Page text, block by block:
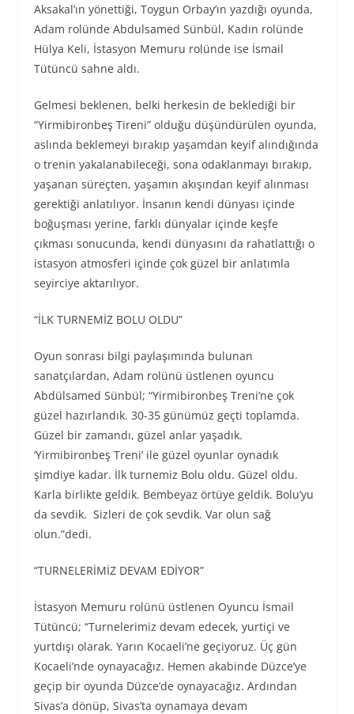
Aksakal’ın yönettiği, Toygun Orbay’ın yazdığı oyunda,
Adam rolünde Abdulsamed Sünbül, Kadın rolünde
Hülya Keli, İstasyon Memuru rolünde ise İsmail
Tütüncü sahne aldı.
Gelmesi beklenen, belki herkesin de beklediği bir
“Yirmibironbeş Tireni” olduğu düşündürülen oyunda,
aslında beklemeyi bırakıp yaşamdan keyif alındığında
o trenin yakalanabileceği, sona odaklanmayı bırakıp,
yaşanan süreçten, yaşamın akışından keyif alınması
gerektiği anlatılıyor. İnsanın kendi dünyası içinde
boğuşması yerine, farklı dünyalar içinde keşfe
çıkması sonucunda, kendi dünyasını da rahatlattığı o
istasyon atmosferi içinde çok güzel bir anlatımla
seyirciye aktarılıyor.
“İLK TURNEMİZ BOLU OLDU”
Oyun sonrası bilgi paylaşımında bulunan
sanatçılardan, Adam rolünü üstlenen oyuncu
Abdülsamed Sünbül; “Yirmibironbeş Treni’ne çok
güzel hazırlandık. 30-35 günümüz geçti toplamda.
Güzel bir zamandı, güzel anlar yaşadık.
‘Yirmibironbeş Treni’ ile güzel oyunlar oynadık
şimdiye kadar. İlk turnemiz Bolu oldu. Güzel oldu.
Karla birlikte geldik. Bembeyaz örtüye geldik. Bolu’yu
da sevdik. Sizleri de çok sevdik. Var olun sağ
olun.”dedi.
“TURNELERİMİZ DEVAM EDİYOR”
İstasyon Memuru rolünü üstlenen Oyuncu İsmail
Tütüncü; “Turnelerimiz devam edecek, yurtiçi ve
yurtdışı olarak. Yarın Kocaeli’ne geçiyoruz. Üç gün
Kocaeli’nde oynayacağız. Hemen akabinde Düzce’ye
geçip bir oyunda Düzce’de oynayacağız. Ardından
Sivas’a dönüp, Sivas’ta oynamaya devam